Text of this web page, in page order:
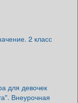
2 класс
для девочек
Внеурочная